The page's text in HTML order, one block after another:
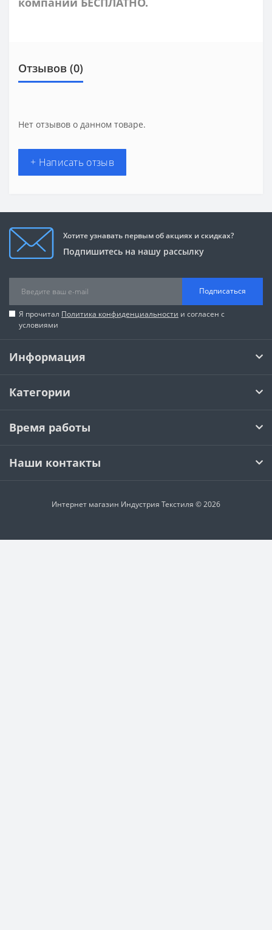
Отзывов (0)
Нет отзывов о данном товаре.
+ Написать отзыв
Хотите узнавать первым об акциях и скидках?
Подпишитесь на нашу рассылку
Подписаться
Я прочитал Политика конфиденциальности и согласен с
условиями
Информация
Категории
Время работы
Наши контакты
Интернет магазин Индустрия Текстиля © 2026